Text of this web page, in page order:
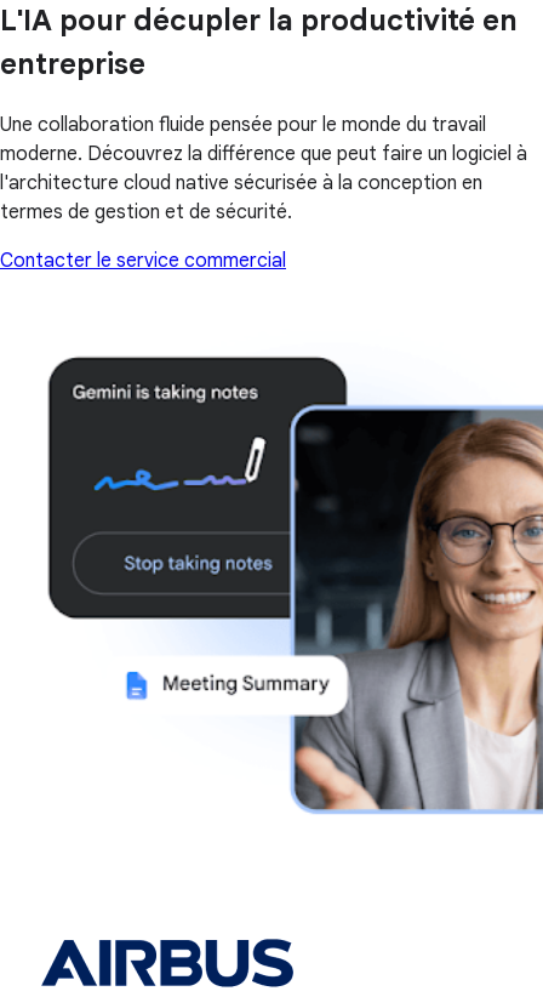
L'IA pour décupler la productivité en
entreprise
Une collaboration fluide pensée pour le monde du travail
moderne. Découvrez la différence que peut faire un logiciel à
l'architecture cloud native sécurisée à la conception en
termes de gestion et de sécurité.
Contacter le service commercial